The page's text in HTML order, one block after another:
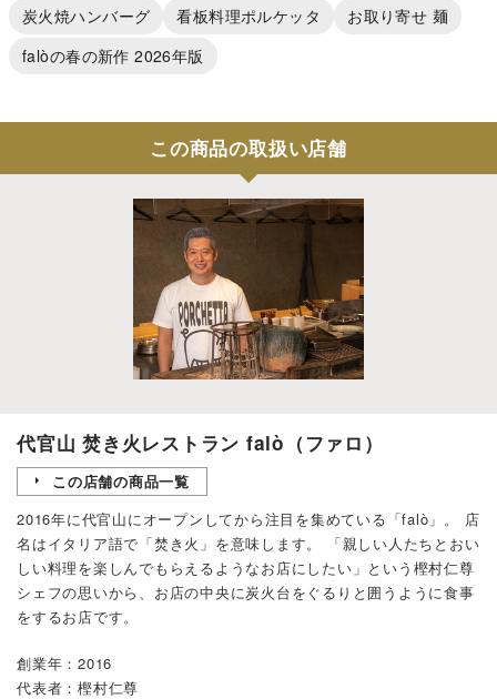
炭火焼ハンバーグ
看板料理ポルケッタ
お取り寄せ 麺
falòの春の新作 2026年版
この商品の取扱い店舗
代官山 焚き火レストラン falò（ファロ）
この店舗の商品一覧
2016年に代官山にオープンしてから注目を集めている「falò」。 店
名はイタリア語で「焚き火」を意味します。 「親しい人たちとおい
しい料理を楽しんでもらえるようなお店にしたい」という樫村仁尊
シェフの思いから、お店の中央に炭火台をぐるりと囲うように食事
をするお店です。
創業年：2016
代表者：樫村仁尊